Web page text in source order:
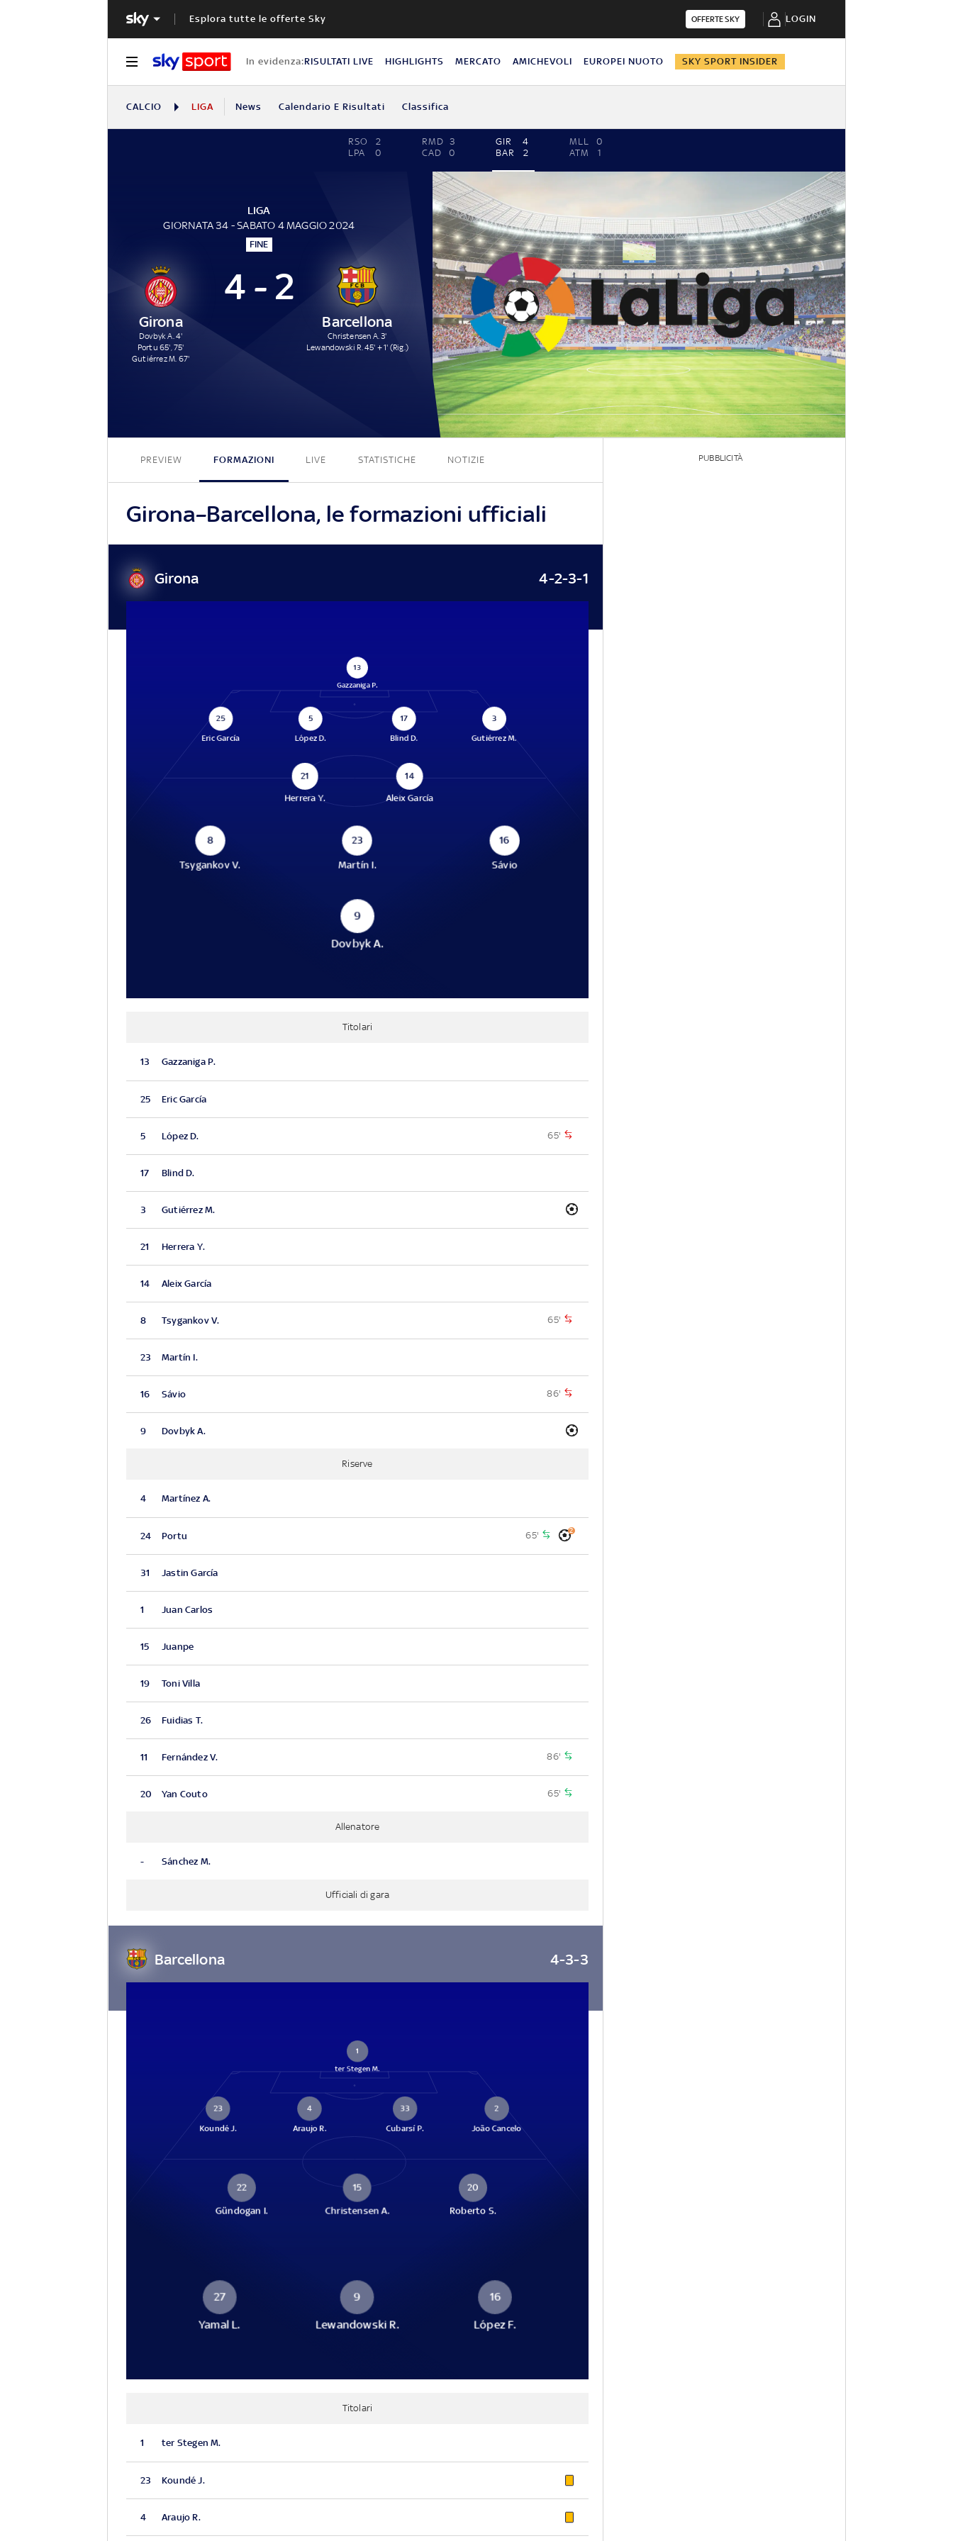
Esplora tutte le offerte Sky OFFERTE SKY LOGIN
In evidenza:RISULTATI LIVE HIGHLIGHTS MERCATO AMICHEVOLI EUROPEI NUOTO SKY SPORT INSIDER
CALCIO LIGA News Calendario E Risultati Classifica
RSO
2
LPA
0
RMD 3
CAD
0
GIR
4
BAR
2
MLL
0
ATM
1
LIGA
GIORNATA 34 - SABATO 4 MAGGIO 2024
FINE
Girona
Dovbyk A. 4'
Portu 65', 75'
Gutiérrez M. 67'
4 - 2
Barcellona
Christensen A. 3'
Lewandowski R. 45' + 1' (Rig.)
4 - 2
PREVIEW FORMAZIONI LIVE STATISTICHE NOTIZIE
Girona–Barcellona, le formazioni ufficiali
Girona 4-2-3-1
13
Gazzaniga P.
25
Eric García
5
López D.
17
Blind D.
3
Gutiérrez M.
21
Herrera Y.
14
Aleix García
8
Tsygankov V.
23
Martín I.
16
Sávio
9
Dovbyk A.
Titolari
13 Gazzaniga P.
25 Eric García
5 López D. 65'
17 Blind D.
3 Gutiérrez M.
21 Herrera Y.
14 Aleix García
8 Tsygankov V. 65'
23 Martín I.
16 Sávio 86'
9 Dovbyk A.
Riserve
4 Martínez A.
24 Portu 65' 2
31 Jastin García
1 Juan Carlos
15 Juanpe
19 Toni Villa
26 Fuidias T.
11 Fernández V. 86'
20 Yan Couto 65'
Allenatore
- Sánchez M.
Ufficiali di gara
Barcellona 4-3-3
1
ter Stegen M.
23
Koundé J.
4
Araujo R.
33
Cubarsí P.
2
João Cancelo
22
Gündogan I.
15
Christensen A.
20
Roberto S.
27
Yamal L.
9
Lewandowski R.
16
López F.
Titolari
1 ter Stegen M.
23 Koundé J.
4 Araujo R.
PUBBLICITÀ